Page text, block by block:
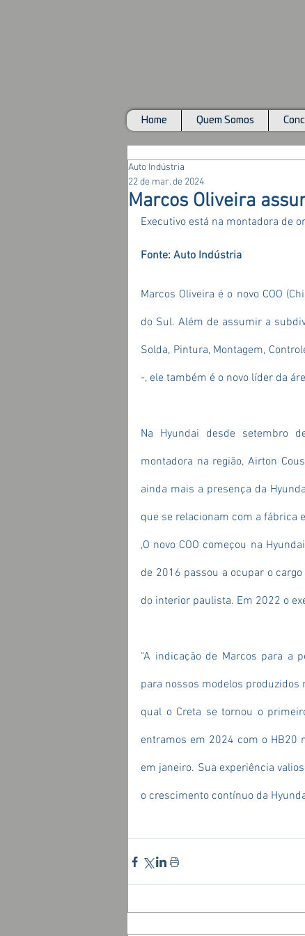
Home Quem Somos
Marcos Oliveira
Auto Indústria
22 de mar. de 2024
Executivo está na montadora de
Fonte: Auto Indústria
Marcos Oliveira é o novo COO
do Sul. Além de assumir a
Solda, Pintura, Montagem,
-, ele também é o novo líder da
Na Hyundai desde setembro
montadora na região, Airton
ainda mais a presença da
que se relacionam com a fábrica
,O novo COO começou na
de 2016 passou a ocupar o
do interior paulista. Em 2022 o
“A indicação de Marcos para a
para nossos modelos
qual o Creta se tornou o
entramos em 2024 com o HB20
em janeiro. Sua experiência
o crescimento contínuo da